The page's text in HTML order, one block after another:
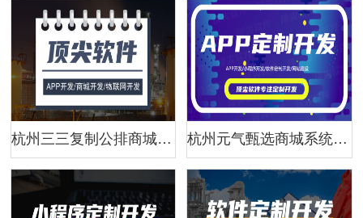
杭州三三复制公排商城app解决方案 杭州元气甄选商城系统现成模式解决方案 | 杭州商城类软件开发